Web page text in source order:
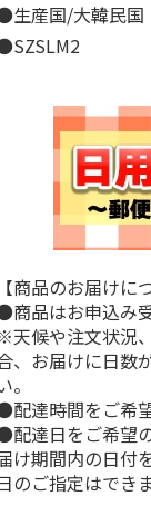
生産国/大韓民国
【商品のお届けに
商品はお申込み
天候や注文状況
、お届けに日数
。
配達時間をご希
配達日をご希望
け期間内の日付
のご指定はでき